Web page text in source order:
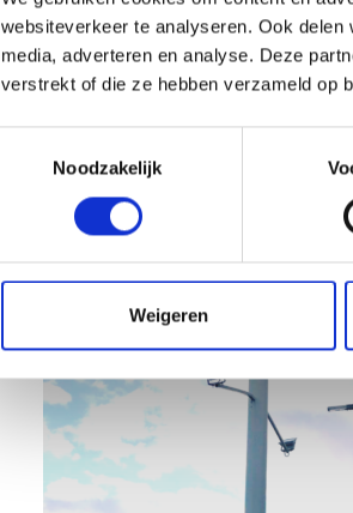
websiteverkeer te analyseren. Ook
media, adverteren en analyse. Deze
verstrekt of die ze hebben verzameld op
Noodzakelijk
Weigeren